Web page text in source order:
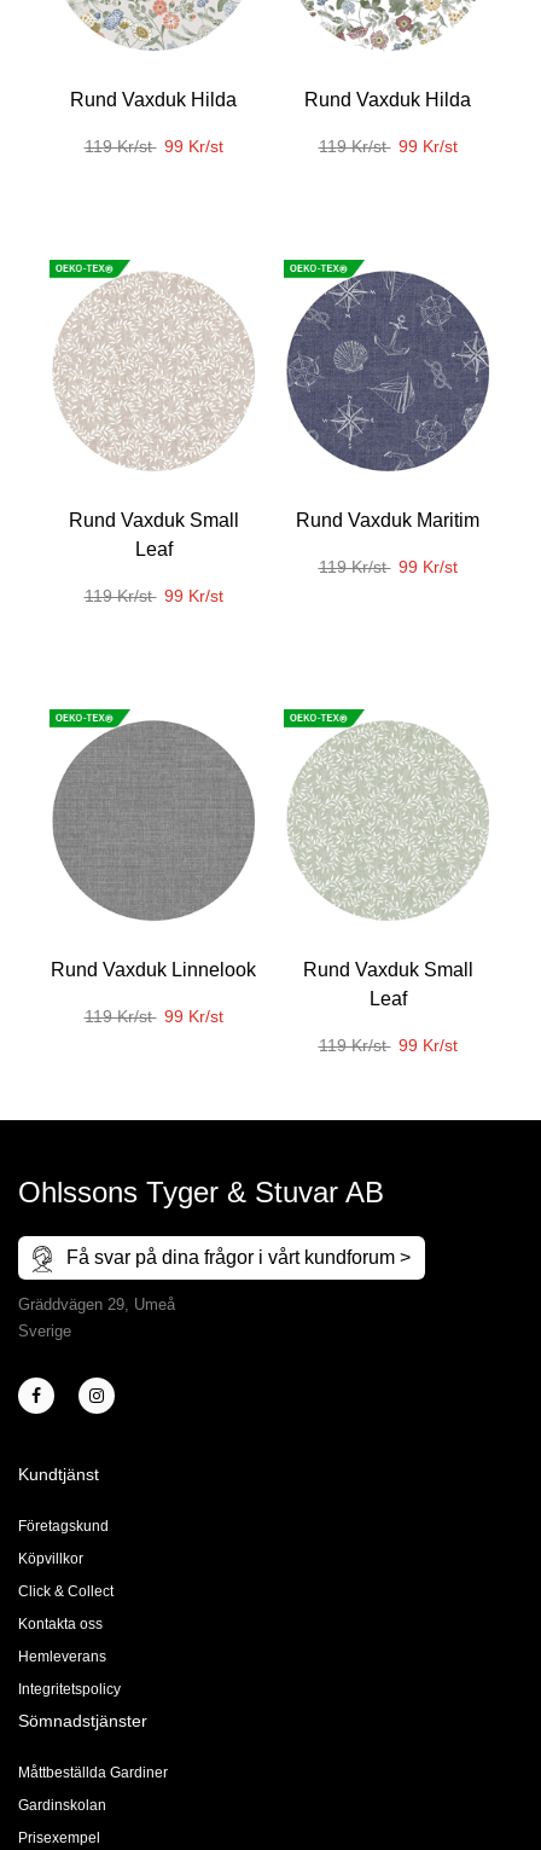
Rund Vaxduk Hilda
119 Kr/st 99 Kr/st
Rund Vaxduk Hilda
119 Kr/st 99 Kr/st
Rund Vaxduk Small
Leaf
119 Kr/st 99 Kr/st
Rund Vaxduk Maritim
119 Kr/st 99 Kr/st
Rund Vaxduk Linnelook
119 Kr/st 99 Kr/st
Rund Vaxduk Small
Leaf
119 Kr/st 99 Kr/st
Ohlssons Tyger & Stuvar AB
Få svar på dina frågor i vårt kundforum >
Gräddvägen 29, Umeå
Sverige
Kundtjänst
Företagskund
Köpvillkor
Click & Collect
Kontakta oss
Hemleverans
Integritetspolicy
Sömnadstjänster
Måttbeställda Gardiner
Gardinskolan
Prisexempel